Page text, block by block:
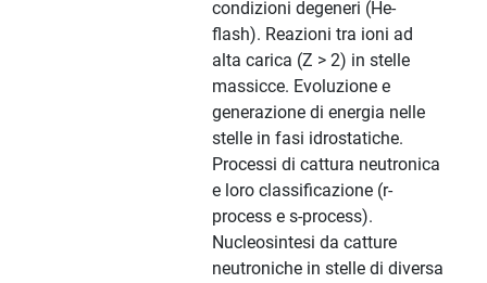
condizioni degeneri (He-
flash). Reazioni tra ioni ad
alta carica (Z > 2) in stelle
massicce. Evoluzione e
generazione di energia nelle
stelle in fasi idrostatiche.
Processi di cattura neutronica
e loro classificazione (r-
process e s-process).
Nucleosintesi da catture
neutroniche in stelle di diversa